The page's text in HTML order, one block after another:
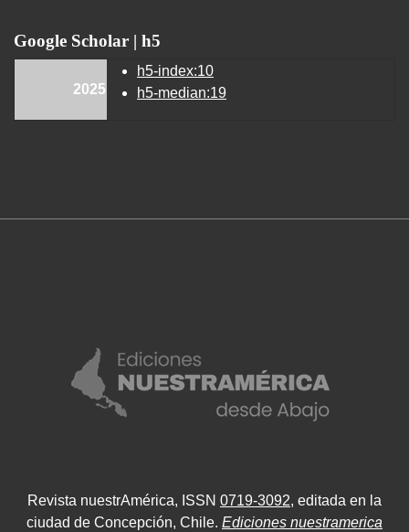
Google Scholar | h5
2025
h5-index:10
h5-median:19
Revista nuestrAmérica, ISSN 0719-3092, editada en la
ciudad de Concepción, Chile. Ediciones nuestramerica